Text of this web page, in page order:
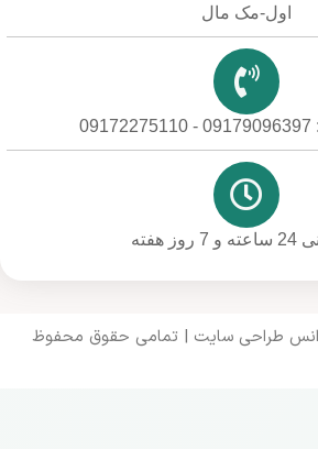
اول-مک مال
هفته
طراحی سایت | تمامی حقوق محفوظ